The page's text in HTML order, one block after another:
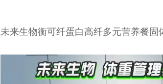
未来生物衡可纤蛋白高纤多元营养餐固